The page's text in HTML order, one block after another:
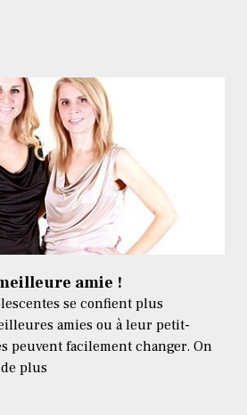
amie !
se confient plus
amies ou à leur petit-
peuvent facilement changer. On
plus